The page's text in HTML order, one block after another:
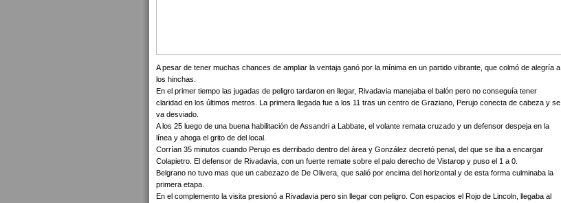
A pesar de tener muchas chances de ampliar la ventaja ganó por la mínima en un partido vibrante, que colmó de alegría a
los hinchas.
En el primer tiempo las jugadas de peligro tardaron en llegar, Rivadavia manejaba el balón pero no conseguía tener
claridad en los últimos metros. La primera llegada fue a los 11 tras un centro de Graziano, Perujo conecta de cabeza y se
va desviado.
A los 25 luego de una buena habilitación de Assandri a Labbate, el volante remata cruzado y un defensor despeja en la
línea y ahoga el grito de del local.
Corrían 35 minutos cuando Perujo es derribado dentro del área y González decretó penal, del que se iba a encargar
Colapietro. El defensor de Rivadavia, con un fuerte remate sobre el palo derecho de Vistarop y puso el 1 a 0.
Belgrano no tuvo mas que un cabezazo de De Olivera, que salió por encima del horizontal y de esta forma culminaba la
primera etapa.
En el complemento la visita presionó a Rivadavia pero sin llegar con peligro. Con espacios el Rojo de Lincoln, llegaba al